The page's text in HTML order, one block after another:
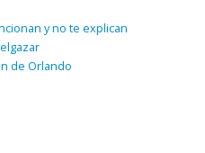
y no te explican
de Orlando